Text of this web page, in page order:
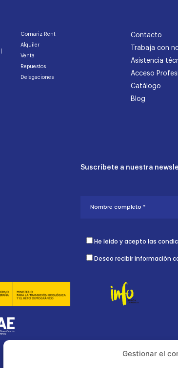
Gestionar el
Gomariz Rent
Alquiler
Venta
Repuestos
Delegaciones
Contacto
Trabaja con
Asistencia
Acceso
Catálogo
Blog
Suscríbete a nuestra
He leído y acepto las
Deseo recibir información